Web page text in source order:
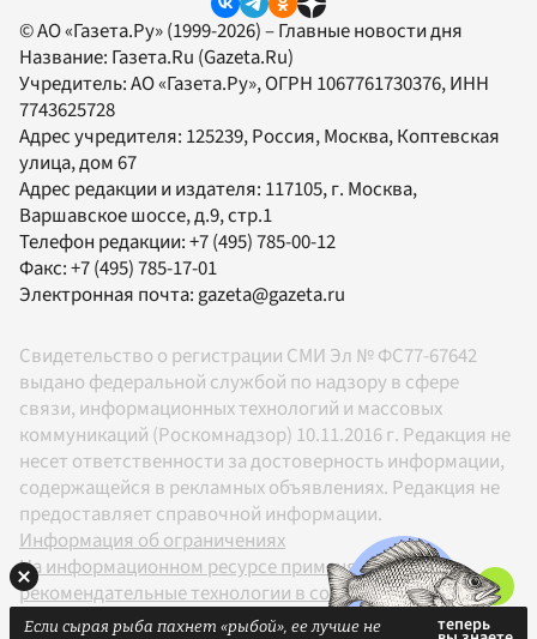
© АО «Газета.Ру» (1999-2026) – Главные новости дня
Название: Газета.Ru (Gazeta.Ru)
Учредитель:АО «Газета.Ру», ОГРН 1067761730376, ИНН
7743625728
Адрес учредителя: 125239, Россия, Москва, Коптевская
улица, дом 67
Адрес редакции и издателя: 117105, г. Москва,
Варшавское шоссе, д.9, стр.1
Телефон редакции:+7 (495) 785-00-12
Факс:+7 (495) 785-17-01
Электронная почта:gazeta@gazeta.ru
Свидетельство о регистрации СМИ Эл № ФС77-67642
выдано федеральной службой по надзору в сфере
связи, информационных технологий и массовых
коммуникаций (Роскомнадзор) 10.11.2016 г. Редакция не
несет ответственности за достоверность информации,
содержащейся в рекламных объявлениях. Редакция не
предоставляет справочной информации.
Информация об ограничениях
На информационном ресурсе применяются
рекомендательные технологии в соответствии с
Правилами
Если сырая рыба пахнет «рыбой», ее лучше не